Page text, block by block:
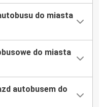
do miasta
do miasta
autobusem do